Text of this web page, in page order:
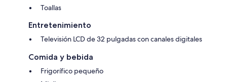
Toallas
Entretenimiento
Televisión LCD de 32 pulgadas con canales digitales
Comida y bebida
Frigorífico pequeño